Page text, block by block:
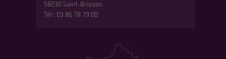
58230 Saint-Brisson
Tél : 03 86 78 79 00